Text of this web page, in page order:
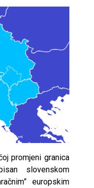
promjeni granica
slovenskom
europskim